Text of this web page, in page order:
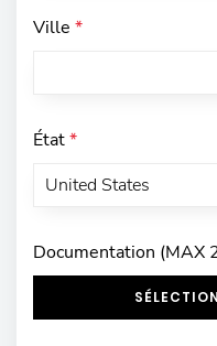
Ville *
État*
Documentation (MAX